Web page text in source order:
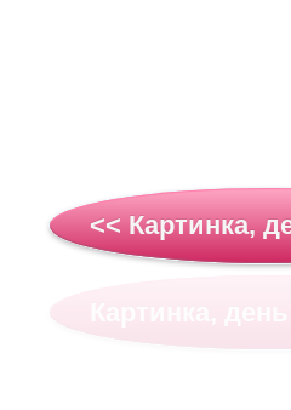
<< Картинка,